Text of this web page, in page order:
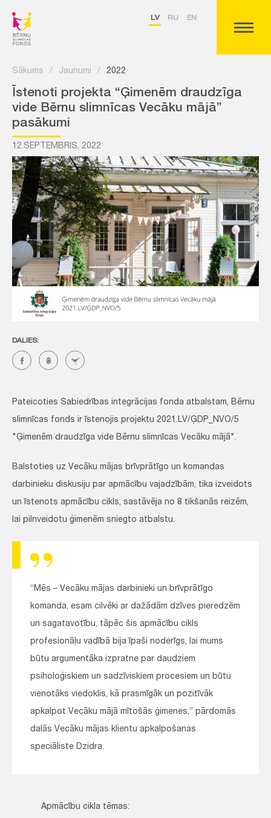
LV RU EN
Sākums / Jaunumi / 2022
Īstenoti projekta “Ģimenēm draudzīga
vide Bērnu slimnīcas Vecāku mājā”
pasākumi
12.SEPTEMBRIS, 2022
DALIES:
Pateicoties Sabiedrības integrācijas fonda atbalstam, Bērnu
slimnīcas fonds ir īstenojis projektu 2021.LV/ĢDP_NVO/5
"Ģimenēm draudzīga vide Bērnu slimnīcas Vecāku mājā".
Balstoties uz Vecāku mājas brīvprātīgo un komandas
darbinieku diskusiju par apmācību vajadzībām, tika izveidots
un īstenots apmācību cikls, sastāvēja no 8 tikšanās reizēm,
lai pilnveidotu ģimenēm sniegto atbalstu.
“Mēs – Vecāku mājas darbinieki un brīvprātīgo
komanda, esam cilvēki ar dažādām dzīves pieredzēm
un sagatavotību, tāpēc šis apmācību cikls
profesionāļu vadībā bija īpaši noderīgs, lai mums
būtu argumentāka izpratne par daudziem
psiholoģiskiem un sadzīviskiem procesiem un būtu
vienotāks viedoklis, kā prasmīgāk un pozitīvāk
apkalpot Vecāku mājā mītošās ģimenes,” pārdomās
dalās Vecāku mājas klientu apkalpošanas
speciāliste Dzidra.
Apmācību cikla tēmas: